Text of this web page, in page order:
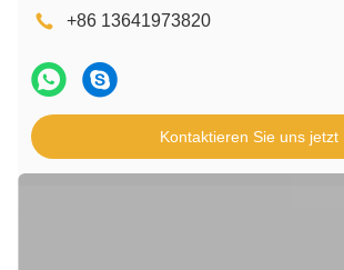
+86 13641973820
Kontaktieren Sie uns jetzt